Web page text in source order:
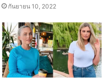
กันยายน 10, 2022